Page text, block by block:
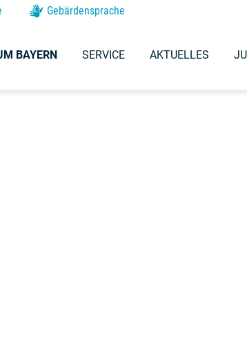
BAYERN SERVICE AKTUELLES
Gebärdensprache